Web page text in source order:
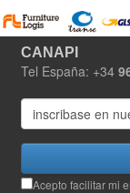
CANAPI
Tel España: +34
Acepto facilitar mi